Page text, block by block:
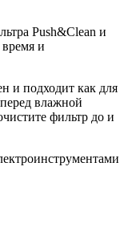
Push&Clean и
и
и подходит как для
влажной
фильтр до и